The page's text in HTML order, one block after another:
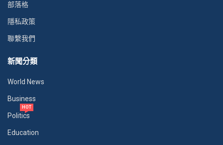
部落格
隱私政策
聯繫我們
新聞分類
World News
Business
Politics
HOT
Education